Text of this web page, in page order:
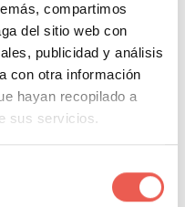
compartimos
del sitio web con
publicidad y análisis
con otra información
hayan recopilado a
sus servicios.
actualizadas de sus
en Mac e iOS,
clientes en ambas
copias